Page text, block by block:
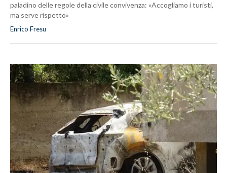
paladino delle regole della civile convivenza: «Accogliamo i turisti,
ma serve rispetto»
Enrico Fresu